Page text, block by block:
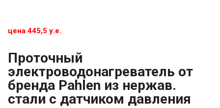
цена 445,5 у.е.
Проточный
электроводонагреватель от
бренда Pahlen из нержав.
стали с датчиком давления